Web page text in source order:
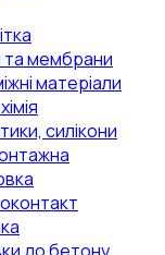
та мембрани
матеріали
силікони